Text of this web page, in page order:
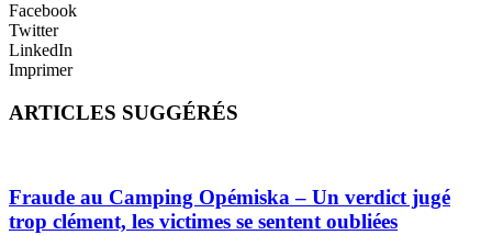
Facebook
Twitter
LinkedIn
Imprimer
ARTICLES SUGGÉRÉS
Fraude au Camping Opémiska – Un verdict jugé
trop clément, les victimes se sentent oubliées